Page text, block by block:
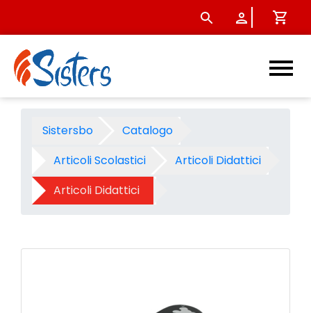
Perforatore grande mm.50
Sistersbo
Catalogo
Articoli Scolastici
Articoli Didattici
Articoli Didattici